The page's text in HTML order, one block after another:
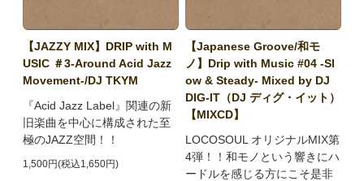
【JAZZY MIX】DRIP with M
USIC ＃3-Around Acid Jazz
Movement-/DJ TKYM
『Acid Jazz Label』関連の新
旧楽曲を中心に構成された至
極のJAZZ空間！！
1,500円(税込1,650円)
【Japanese Groove/和モ
ノ】Drip with Music #04 -Sl
ow & Steady- Mixed by DJ
DIG-IT（DJ ディグ・イット）
【MIXCD】
LOCOSOUL オリジナルMIX第
4弾！！和モノという響きにハ
ードルを感じる方にこそ是非